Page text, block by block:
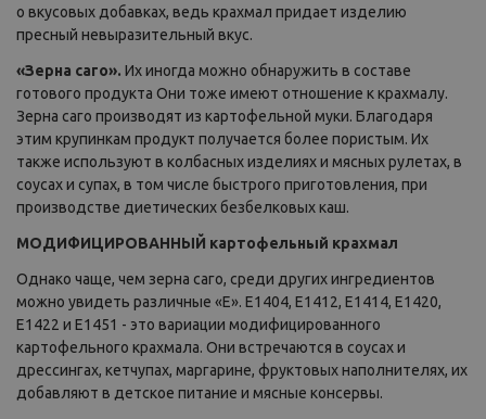
о вкусовых добавках, ведь крахмал придает изделию
пресный невыразительный вкус.
«Зерна саго». Их иногда можно обнаружить в составе
готового продукта Они тоже имеют отношение к крахмалу.
Зерна саго производят из картофельной муки. Благодаря
этим крупинкам продукт получается более пористым. Их
также используют в колбасных изделиях и мясных рулетах, в
соусах и супах, в том числе быстрого приготовления, при
производстве диетических безбелковых каш.
МОДИФИЦИРОВАННЫЙ картофельный крахмал
Однако чаще, чем зерна саго, среди других ингредиентов
можно увидеть различные «Е». E1404, E1412, E1414, Е1420,
E1422 и E1451 - это вариации модифицированного
картофельного крахмала. Они встречаются в соусах и
дрессингах, кетчупах, маргарине, фруктовых наполнителях, их
добавляют в детское питание и мясные консервы.